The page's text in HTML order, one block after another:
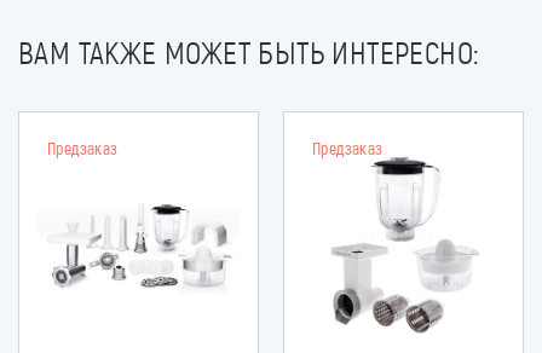
ВАМ ТАКЖЕ МОЖЕТ БЫТЬ ИНТЕРЕСНО:
Предзаказ Предзаказ